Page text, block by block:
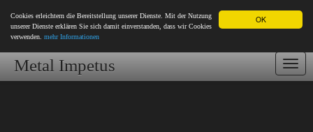
OK
Cookies erleichtern die Bereitstellung unserer Dienste. Mit der Nutzung
unserer Dienste erklären Sie sich damit einverstanden, dass wir Cookies
verwenden. mehr Informationen
Metal Impetus